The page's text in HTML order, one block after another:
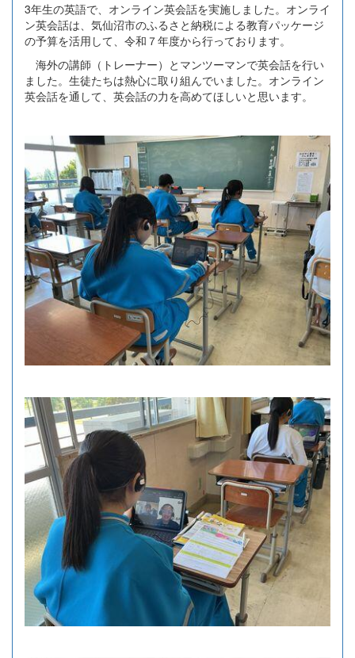
3年生の英語で、オンライン英会話を実施しました。オンライ
ン英会話は、気仙沼市のふるさと納税による教育パッケージ
の予算を活用して、令和７年度から行っております。
海外の講師（トレーナー）とマンツーマンで英会話を行い
ました。生徒たちは熱心に取り組んでいました。オンライン
英会話を通して、英会話の力を高めてほしいと思います。